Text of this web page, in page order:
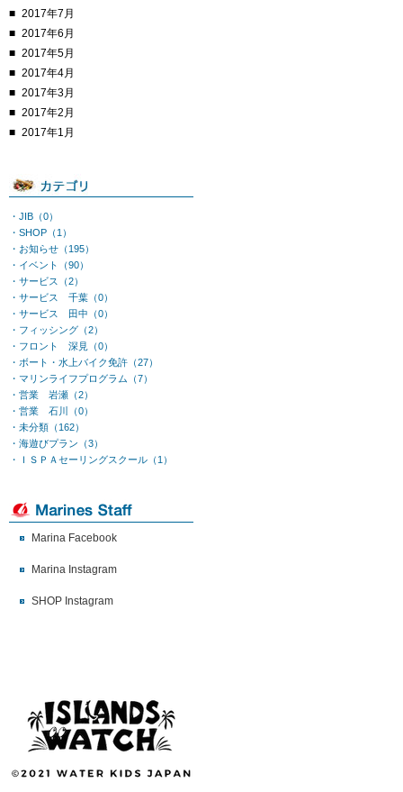
2017年7月
2017年6月
2017年5月
2017年4月
2017年3月
2017年2月
2017年1月
・JIB（0）
・SHOP（1）
・お知らせ（195）
・イベント（90）
・サービス（2）
・サービス 千葉（0）
・サービス 田中（0）
・フィッシング（2）
・フロント 深見（0）
・ボート・水上バイク免許（27）
・マリンライフプログラム（7）
・営業 岩瀬（2）
・営業 石川（0）
・未分類（162）
・海遊びプラン（3）
・ＩＳＰＡセーリングスクール（1）
Marina Facebook
Marina Instagram
SHOP Instagram